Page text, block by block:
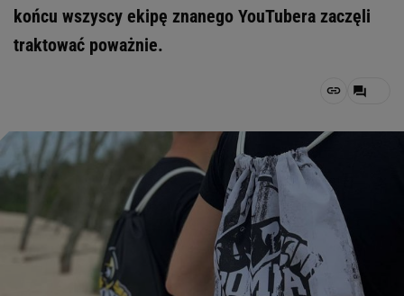
końcu wszyscy ekipę znanego YouTubera zaczęli
traktować poważnie.